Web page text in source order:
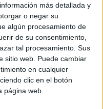
más detallada y
o negar su
algún procesamiento de
de su consentimiento,
tal procesamiento. Sus
sitio web. Puede cambiar
en cualquier
clic en el botón
página web.
la agencia tras su
Manager, en
como Unilever,
ha
Directora de
y Kitchen como
Ejecutiva de
RSCG y